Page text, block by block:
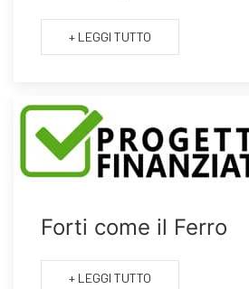
+ LEGGI TUTTO
Forti come il Ferro
+ LEGGI TUTTO